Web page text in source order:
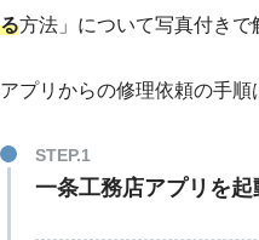
る方法」について写真付きで
アプリからの修理依頼の手順
一条工務店アプリを起